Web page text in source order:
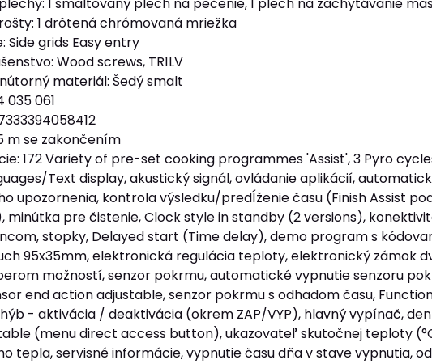
1 smaltovaný plech na pečenie, 1 plech na zachytávanie
1 drôtená chrómovaná mriežka
Side grids Easy entry
Wood screws, TR1LV
materiál: Šedý smalt
035 061
m se zakončením
172 Variety of pre-set cooking programmes 'Assist', 3 Pyro
Text display, akustický signál, ovládanie aplikácií,
upozornenia, kontrola výsledku/predĺženie času (Finish Assist
minútka pre čistenie, Clock style in standby (2 versions),
stopky, Delayed start (Time delay), demo program s
95x35mm, elektronická regulácia teploty, elektronický zámok
možností, senzor pokrmu, automatické vypnutie senzoru
end action adjustable, senzor pokrmu s odhadom času,
- aktivácia / deaktivácia (okrem ZAP/VYP), hlavný vypínač,
(menu direct access button), ukazovateľ skutočnej teploty
tepla, servisné informácie, vypnutie času dňa v stave vypnutia,